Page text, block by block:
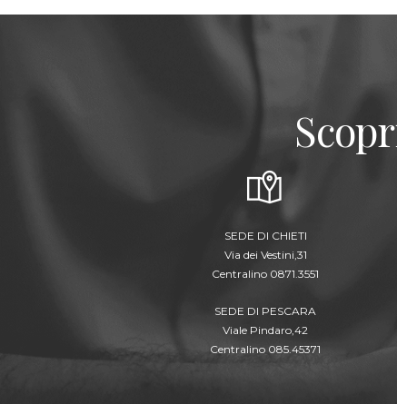
SEDE DI CHIETI
Via dei Vestini,31
Centralino 0871.3551
SEDE DI PESCARA
Viale Pindaro,42
Centralino 085.45371